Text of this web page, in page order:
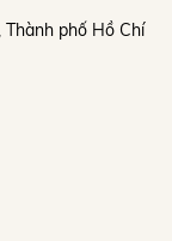
phố Hồ Chí